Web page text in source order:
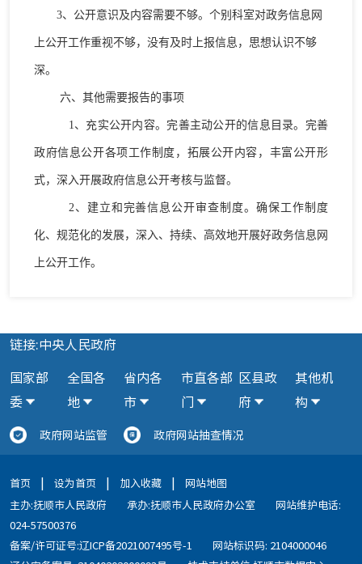
3、公开意识及内容需要不够。个别科室对政务信息网
上公开工作重视不够，没有及时上报信息，思想认识不够
深。
六、其他需要报告的事项
1、充实公开内容。完善主动公开的信息目录。 完善
政府信息公开各项工作制度，拓展公开内容，丰富公开形
式，深入开展政府信息公开考核与监督。
2、建立和完善信息公开审查制度。确保工作制度
化、规范化的发展，深入、持续、高效地开展好政务信息网
上公开工作。
链接:中央人民政府
国家部
委
全国各
地
省内各
市
市直各部
门
区县政
府
其他机
构
政府网站监管 政府网站抽查情况
首页 | 设为首页 | 加入收藏 |
网站地图
主办:抚顺市人民政府
承办:抚顺市人民政府办公室
网站维护电话:
024-57500376
备案/许可证号:辽ICP备2021007495号-1
网站标识码: 2104000046